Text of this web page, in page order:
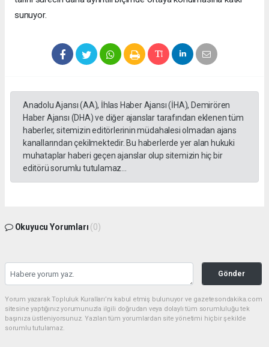
sunuyor.
Anadolu Ajansı (AA), İhlas Haber Ajansı (İHA), Demirören
Haber Ajansı (DHA) ve diğer ajanslar tarafından eklenen tüm
haberler, sitemizin editörlerinin müdahalesi olmadan ajans
kanallarından çekilmektedir. Bu haberlerde yer alan hukuki
muhataplar haberi geçen ajanslar olup sitemizin hiç bir
editörü sorumlu tutulamaz...
Okuyucu Yorumları (0)
Gönder
Yorum yazarak Topluluk Kuralları’nı kabul etmiş bulunuyor ve gazetesondakika.com
sitesine yaptığınız yorumunuzla ilgili doğrudan veya dolaylı tüm sorumluluğu tek
başınıza üstleniyorsunuz. Yazılan tüm yorumlardan site yönetimi hiçbir şekilde
sorumlu tutulamaz.